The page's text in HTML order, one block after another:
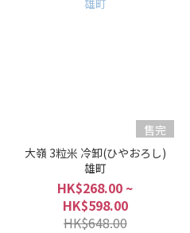
售完
大嶺 3粒米 冷卸(ひやおろし)
雄町
HK$268.00 ~
HK$598.00
HK$648.00